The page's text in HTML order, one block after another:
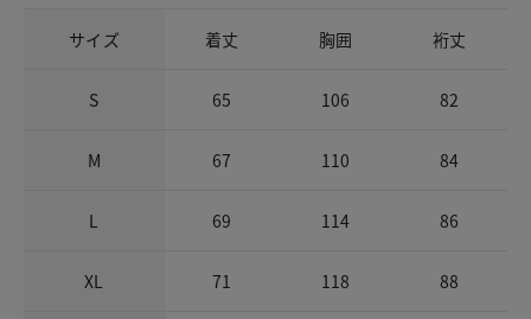
サイズ 着丈 胸囲 裄丈
S 65 106 82
M 67 110 84
L 69 114 86
XL 71 118 88